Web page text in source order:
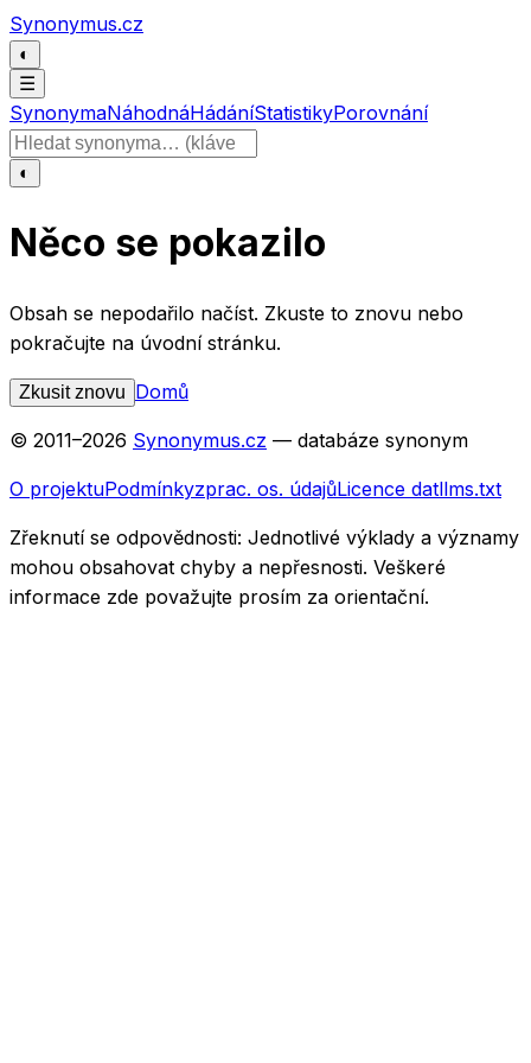
Přeskočit na obsah
Synonymus.cz
◐
☰
SynonymaNáhodnáHádáníStatistikyPorovnání
Hledat slovo
◐
Něco se pokazilo
Obsah se nepodařilo načíst. Zkuste to znovu nebo
pokračujte na úvodní stránku.
Zkusit znovu Domů
© 2011–2026 Synonymus.cz — databáze synonym
O projektuPodmínkyzprac. os. údajůLicence datllms.txt
Zřeknutí se odpovědnosti: Jednotlivé výklady a významy
mohou obsahovat chyby a nepřesnosti. Veškeré
informace zde považujte prosím za orientační.